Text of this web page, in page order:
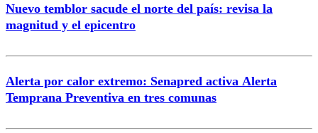
Nuevo temblor sacude el norte del país: revisa la
magnitud y el epicentro
Alerta por calor extremo: Senapred activa Alerta
Temprana Preventiva en tres comunas